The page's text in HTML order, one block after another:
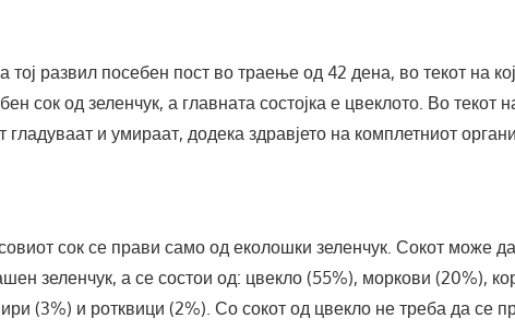
тој развил посебен пост во траење од 42 дена, во текот на
сок од зеленчук, а главната состојка е цвеклото. Во текот
гладуваат и умираат, додека здравјето на комплетниот
сок се прави само од еколошки зеленчук. Сокот може
зеленчук, а се состои од: цвекло (55%), моркови (20%),
(3%) и ротквици (2%). Со сокот од цвекло не треба да се